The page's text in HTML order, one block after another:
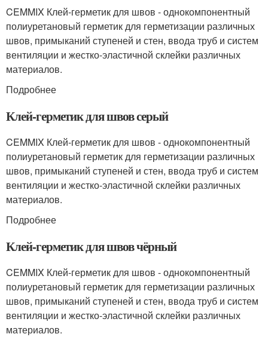
CEMMIX Клей-герметик для швов - однокомпонентный
полиуретановый герметик для герметизации различных
швов, примыканий ступеней и стен, ввода труб и систем
вентиляции и жестко-эластичной склейки различных
материалов.
Подробнее
Клей-герметик для швов серый
CEMMIX Клей-герметик для швов - однокомпонентный
полиуретановый герметик для герметизации различных
швов, примыканий ступеней и стен, ввода труб и систем
вентиляции и жестко-эластичной склейки различных
материалов.
Подробнее
Клей-герметик для швов чёрный
CEMMIX Клей-герметик для швов - однокомпонентный
полиуретановый герметик для герметизации различных
швов, примыканий ступеней и стен, ввода труб и систем
вентиляции и жестко-эластичной склейки различных
материалов.